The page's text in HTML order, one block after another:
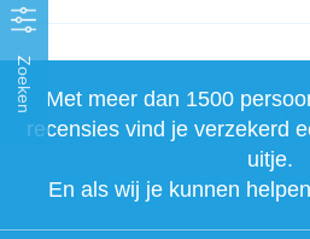
Zoeken
Met meer dan 1500
recensies vind je verzekerd
uitje.
En als wij je kunnen